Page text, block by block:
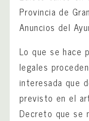
Provincia de
Anuncios del
Lo que se hace
legales
interesada que
previsto en el
Decreto que se